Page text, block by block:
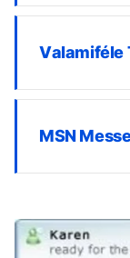
Valamiféle
MSN